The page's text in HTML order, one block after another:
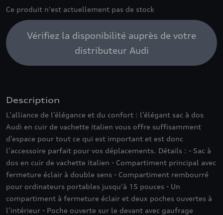
Ce produit n'est actuellement pas de stock
Vérifiez la disponibilité auprès de votre
distributeur Audi
Description
L’alliance de l’élégance et du confort : l’élégant sac à dos
Audi en cuir de vachette italien vous offre suffisamment
d’espace pour tout ce qui est important et est donc
l’accessoire parfait pour vos déplacements. Détails : - Sac à
dos en cuir de vachette italien - Compartiment principal avec
fermeture éclair à double sens - Compartiment rembourré
pour ordinateurs portables jusqu'à 15 pouces - Un
compartiment à fermeture éclair et deux poches ouvertes à
l’intérieur - Poche ouverte sur le devant avec gaufrage